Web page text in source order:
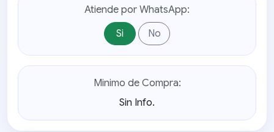
Atiende por WhatsApp:
Si
No
Minimo de Compra:
Sin Info.